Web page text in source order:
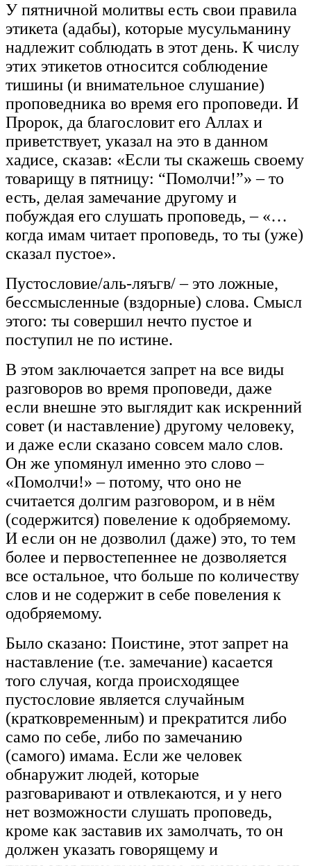
У пятничной молитвы есть свои правила
этикета (адабы), которые мусульманину
надлежит соблюдать в этот день. К числу
этих этикетов относится соблюдение
тишины (и внимательное слушание)
проповедника во время его проповеди. И
Пророк, да благословит его Аллах и
приветствует, указал на это в данном
хадисе, сказав: «Если ты скажешь своему
товарищу в пятницу: “Помолчи!”» – то
есть, делая замечание другому и
побуждая его слушать проповедь, – «…
когда имам читает проповедь, то ты (уже)
сказал пустое».
Пустословие/аль-ляъгв/ – это ложные,
бессмысленные (вздорные) слова. Смысл
этого: ты совершил нечто пустое и
поступил не по истине.
В этом заключается запрет на все виды
разговоров во время проповеди, даже
если внешне это выглядит как искренний
совет (и наставление) другому человеку,
и даже если сказано совсем мало слов.
Он же упомянул именно это слово –
«Помолчи!» – потому, что оно не
считается долгим разговором, и в нём
(содержится) повеление к одобряемому.
И если он не дозволил (даже) это, то тем
более и первостепеннее не дозволяется
все остальное, что больше по количеству
слов и не содержит в себе повеления к
одобряемому.
Было сказано: Поистине, этот запрет на
наставление (т.е. замечание) касается
того случая, когда происходящее
пустословие является случайным
(кратковременным) и прекратится либо
само по себе, либо по замечанию
(самого) имама. Если же человек
обнаружит людей, которые
разговаривают и отвлекаются, и у него
нет возможности слушать проповедь,
кроме как заставив их замолчать, то он
должен указать говорящему и